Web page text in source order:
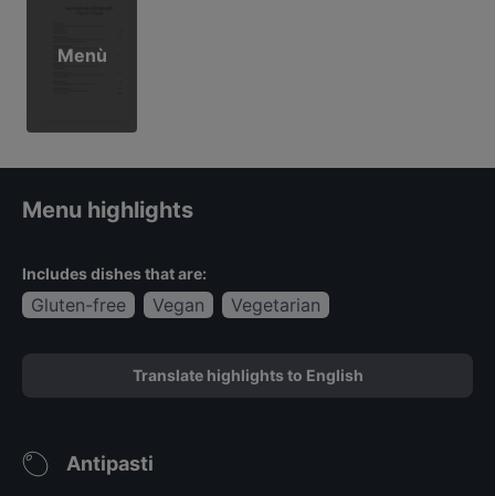
Menù
Menu highlights
Includes dishes that are:
Gluten-free Vegan Vegetarian
Translate highlights to English
Antipasti